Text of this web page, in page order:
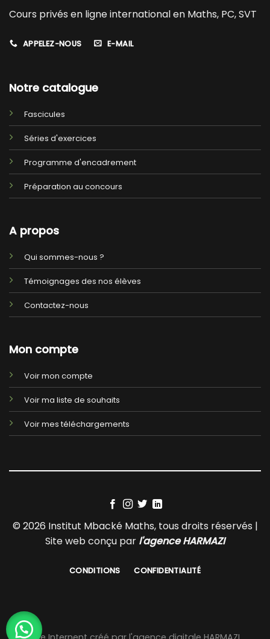
Cours privés en ligne international en Maths, PC, SVT
APPELEZ-NOUS E-MAIL
Notre catalogue
Fascicules
Séries d'exercices
Programme d'encadrement
Préparation au concours
A propos
Qui sommes-nous ?
Témoignages des nos élèves
Contactez-nous
Mon compte
Voir mon compte
Voir ma liste de souhaits
Voir mes téléchargements
© 2026 Institut Mbacké Maths, tous droits réservés |
Site web conçu par l'agence HARMAZI
CONDITIONS CONFIDENTIALITÉ